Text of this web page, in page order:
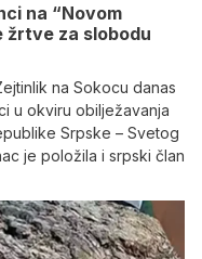
na “Novom
žrtve za slobodu
na Sokocu danas
u okviru obilježavanja
Srpske – Svetog
je položila i srpski član